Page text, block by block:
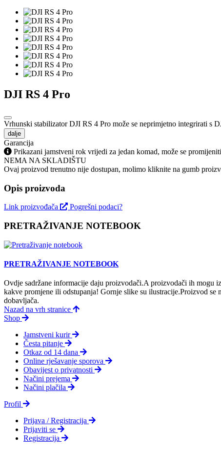
DJI RS 4 Pro
Vrhunski stabilizator DJI RS 4 Pro može se neprimjetno integrirati s
dalje
Garancija
Prikazani jamstveni rok vrijedi za jedan komad, može se
NEMA NA SKLADIŠTU
Ovaj proizvod trenutno nije dostupan, molimo kliknite na gumb
Opis proizvoda
Link proizvođača Pogrešni podaci?
PRETRAŽIVANJE NOTEBOOK
PRETRAŽIVANJE NOTEBOOK
Ovdje sadržane informacije daju proizvodači.A proizvodači ih mogu
kakve promjene ili odstupanja! Gornje slike su ilustracije.Proizvod
dobavljača.
Nazad na vrh stranice
Shop
Jamstveni kurir
Česta pitanje
Otkaz od 14 dana
Online rješavanje sporova
Obavijest o privatnosti
Načini prejema
Načini plačila
Profil
Prijava / Registracija
Prijaviti se
Registracija